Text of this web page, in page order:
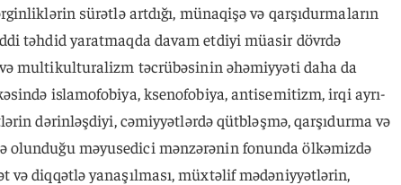
sürətlə artdığı, münaqişə və qarşıdurmaların
təhdid yaratmaqda davam etdiyi müasir dövrdə
multikulturalizm təcrübəsinin əhəmiyyəti daha da
islamofobiya, ksenofobiya, antisemitizm, irqi ayrı-
dərinləşdiyi, cəmiyyətlərdə qütbləşmə, qarşıdurma və
olunduğu məyusedici mənzərənin fonunda ölkəmizdə
diqqətlə yanaşılması, müxtəlif mədəniyyətlərin,